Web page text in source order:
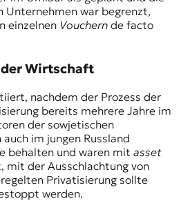
Unternehmen war begrenzt,
einzelnen Vouchern de facto
Wirtschaft
nachdem der Prozess der
bereits mehrere Jahre im
der sowjetischen
im jungen Russland
behalten und waren mit asset
der Ausschlachtung von
Privatisierung sollte
werden.